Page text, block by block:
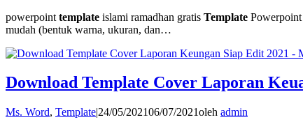
powerpoint template islami ramadhan gratis Template
mudah (bentuk warna, ukuran, dan…
Download Template Cover Laporan
Ms. Word, Template|24/05/202106/07/2021oleh admin